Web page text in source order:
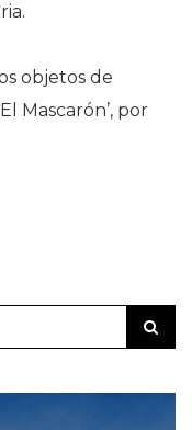
objetos de
Mascarón’, por